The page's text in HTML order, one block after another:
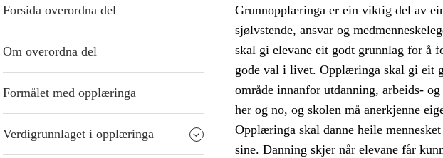
Forsida overordna del
Om overordna del
Formålet med opplæringa
Verdigrunnlaget i opplæringa
Grunnopplæringa er ein viktig del av
sjølvstende, ansvar og
skal gi elevane eit godt grunnlag for å
gode val i livet. Opplæringa skal gi eit
område innanfor utdanning, arbeids-
her og no, og skolen må anerkjenne
Opplæringa skal danne heile
sine. Danning skjer når elevane får